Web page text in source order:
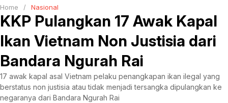
Home / Nasional
KKP Pulangkan 17 Awak Kapal
Ikan Vietnam Non Justisia dari
Bandara Ngurah Rai
17 awak kapal asal Vietnam pelaku penangkapan ikan ilegal yang
berstatus non justisia atau tidak menjadi tersangka dipulangkan ke
negaranya dari Bandara Ngurah Rai